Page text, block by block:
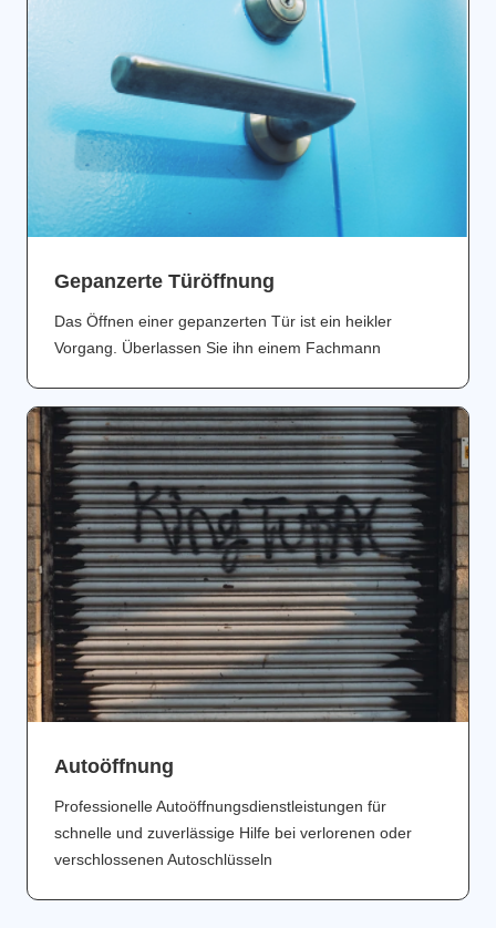
Gepanzerte Türöffnung
Das Öffnen einer gepanzerten Tür ist ein heikler
Vorgang. Überlassen Sie ihn einem Fachmann
Аutoöffnung
Professionelle Autoöffnungsdienstleistungen für
schnelle und zuverlässige Hilfe bei verlorenen oder
verschlossenen Autoschlüsseln